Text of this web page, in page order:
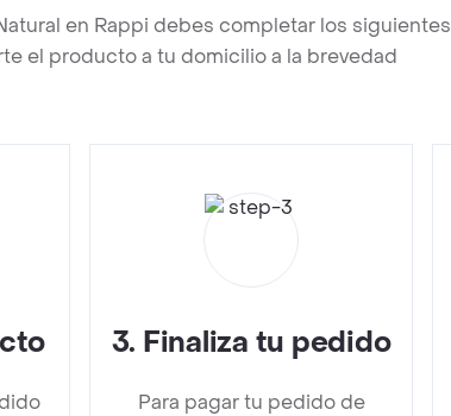
en Rappi debes completar los
el producto a tu domicilio a la brevedad
3. Finaliza tu pedido
Para pagar tu pedido de